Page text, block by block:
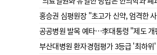
홍승권 심평원장 " 초고가 신약, 엄격한
공공병원 발목 예타…李대통령 "제도 개
부산대병원 환자경험평가 3등급 '최하위